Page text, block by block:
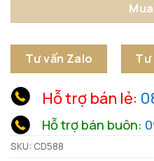
Tư vấn Zalo Tư
Hỗ trợ bán lẻ:
Hỗ trợ bán buôn:
SKU: CD588